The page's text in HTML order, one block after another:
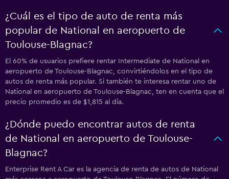
¿Cuál es el tipo de auto de renta más
popular de National en aeropuerto de
Toulouse-Blagnac?
El 60% de usuarios prefiere rentar Intermediate de National en
aeropuerto de Toulouse-Blagnac, convirtiéndolos en el tipo de
autos de renta más popular. Si también te interesa rentar uno de
National en aeropuerto de Toulouse-Blagnac, ten en cuenta que el
precio promedio es de $1,815 al día.
¿Dónde puedo encontrar autos de renta
de National en aeropuerto de Toulouse-
Blagnac?
Enterprise Rent A Car es la agencia de renta de autos de National